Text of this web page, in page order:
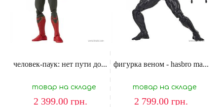
человек-паук: нет пути до...
товар на складе
2 399.00 грн.
фигурка веном - hasbro ma...
товар на складе
2 799.00 грн.